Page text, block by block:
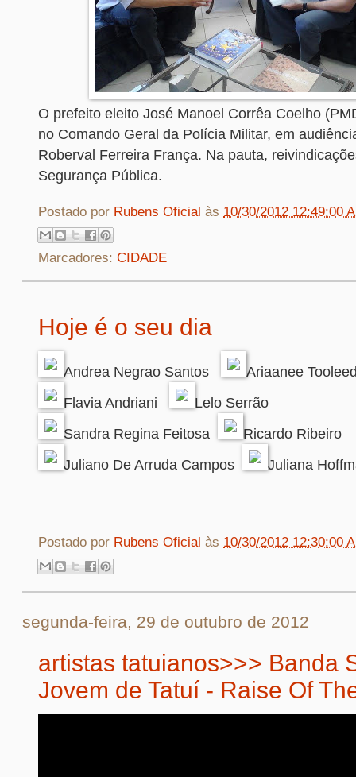
O prefeito eleito José Manoel Corrêa Coelho
no Comando Geral da Polícia Militar, em
Roberval Ferreira França. Na pauta,
Segurança Pública.
Postado por Rubens Oficial às 10/30/2012 12:49:00
Marcadores: CIDADE
Hoje é o seu dia
Andrea Negrao Santos
Ariaanee
Flavia Andriani
Lelo Serrão
Sandra Regina Feitosa
Ricardo Ribeiro
Juliano De Arruda Campos
Juliana
Postado por Rubens Oficial às 10/30/2012 12:30:00
segunda-feira, 29 de outubro de 2012
artistas tatuianos>>> Banda
Jovem de Tatuí - Raise Of